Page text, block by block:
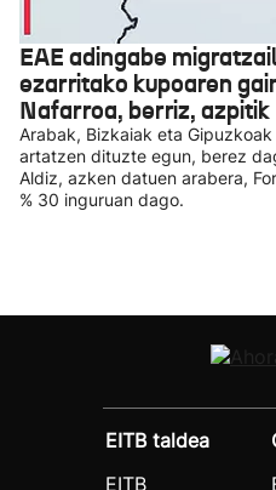
EAE adingabe
ezarritako kupoaren
Nafarroa, berriz, azpitik
Arabak, Bizkaiak eta
artatzen dituzte egun, berez
Aldiz, azken datuen arabera,
% 30 inguruan dago.
EITB taldea
EITB